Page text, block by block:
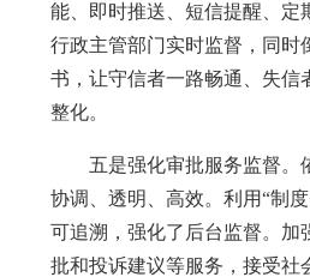
能、即时推送、短信提醒、定
行政主管部门实时监督，同
书，让守信者一路畅通、失
整化。
五是强化审批服务监督。依
协调、透明、高效。利用“制
可追溯，强化了后台监督。加
批和投诉建议等服务，接受社